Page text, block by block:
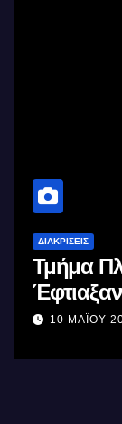
ΔΙΑΚΡΊΣΕΙΣ
Τμήμα
10 ΜΑΪ́ΟΥ